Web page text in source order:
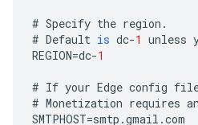
# Specify the region .
# Default is dc-1 unless
REGION=dc-1
# If your Edge config
# Monetization requires an
SMTPHOST=smtp .gmail .com